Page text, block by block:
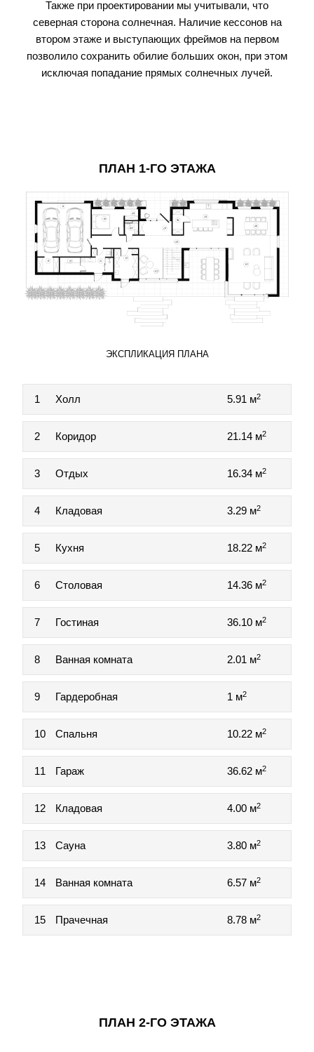
Также при проектировании мы учитывали, что
северная сторона солнечная. Наличие кессонов на
втором этаже и выступающих фреймов на первом
позволило сохранить обилие больших окон, при этом
исключая попадание прямых солнечных лучей.
ПЛАН 1-ГО ЭТАЖА
ЭКСПЛИКАЦИЯ ПЛАНА
1 Холл 5.91 м2
2 Коридор 21.14 м2
3 Отдых 16.34 м2
4 Кладовая 3.29 м2
5 Кухня 18.22 м2
6 Столовая 14.36 м2
7 Гостиная 36.10 м2
8 Ванная комната 2.01 м2
9 Гардеробная 1 м2
10 Спальня 10.22 м2
11 Гараж 36.62 м2
12 Кладовая 4.00 м2
13 Сауна 3.80 м2
14 Ванная комната 6.57 м2
15 Прачечная 8.78 м2
ПЛАН 2-ГО ЭТАЖА